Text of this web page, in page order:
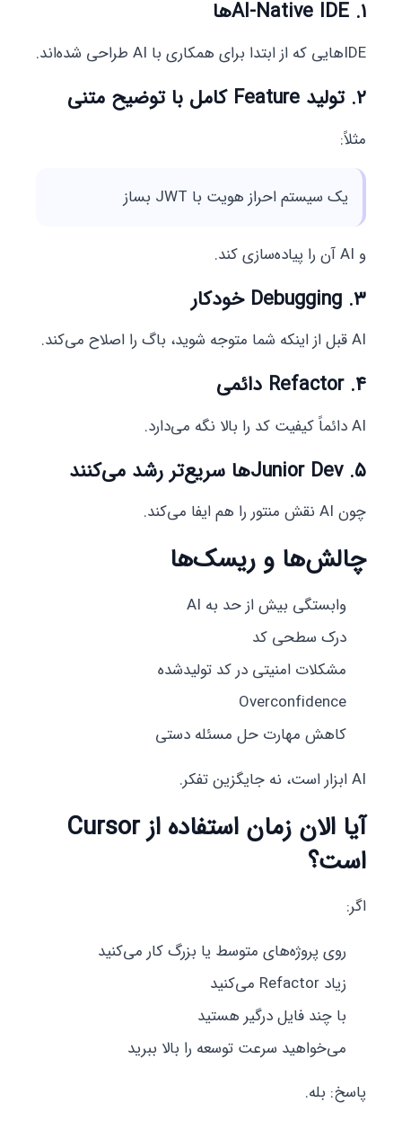
۱. AI-Native IDEها
IDEهایی که از ابتدا برای همکاری با AI طراحی شده‌اند.
۲. تولید Feature کامل با توضیح متنی
مثلاً:
یک سیستم احراز هویت با JWT بساز
و AI آن را پیاده‌سازی کند.
۳. Debugging خودکار
AI قبل از اینکه شما متوجه شوید، باگ را اصلاح می‌کند.
۴. Refactor دائمی
AI دائماً کیفیت کد را بالا نگه می‌دارد.
۵. Junior Devها سریع‌تر رشد می‌کنند
چون AI نقش منتور را هم ایفا می‌کند.
چالش‌ها و ریسک‌ها
وابستگی بیش از حد به AI
درک سطحی کد
مشکلات امنیتی در کد تولیدشده
Overconfidence
کاهش مهارت حل مسئله دستی
AI ابزار است، نه جایگزین تفکر.
آیا الان زمان استفاده از Cursor
است؟
اگر:
روی پروژه‌های متوسط یا بزرگ کار می‌کنید
زیاد Refactor می‌کنید
با چند فایل درگیر هستید
می‌خواهید سرعت توسعه را بالا ببرید
پاسخ: بله.